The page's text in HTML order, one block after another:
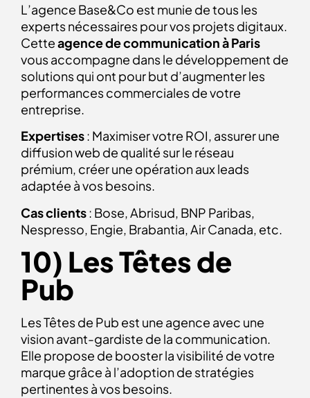
L’agence Base&Co est munie de tous les
experts nécessaires pour vos projets digitaux.
Cetteagence de communication à Paris
vous accompagne dans le développement de
solutions qui ont pour but d’augmenter les
performances commerciales de votre
entreprise.
Expertises: Maximiser votre ROI, assurer une
diffusion web de qualité sur le réseau
prémium, créer une opération aux leads
adaptée à vos besoins.
Cas clients: Bose, Abrisud, BNP Paribas,
Nespresso, Engie, Brabantia, Air Canada, etc.
10) Les Têtes de
Pub
Les Têtes de Pub est une agence avec une
vision avant-gardiste de la communication.
Elle propose de booster la visibilité de votre
marque grâce à l’adoption de stratégies
pertinentes à vos besoins.